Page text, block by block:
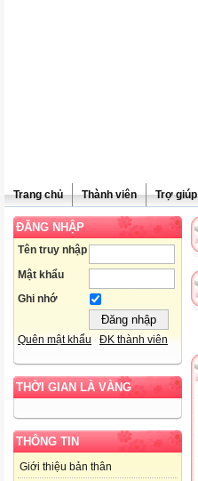
Trang chủ Thành viên Trợ giúp
ĐĂNG NHẬP
Tên truy nhập
Mật khẩu
Ghi nhớ
Quên mật khẩu ĐK thành viên
THỜI GIAN LÀ VÀNG
THÔNG TIN
Giới thiệu bản thân